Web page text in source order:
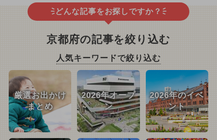
どんな記事をお探しですか？
京都府の記事を絞り込む
人気キーワードで絞り込む
厳選お出かけ
まとめ
2026年オープ
ン
2026年のイベ
ント